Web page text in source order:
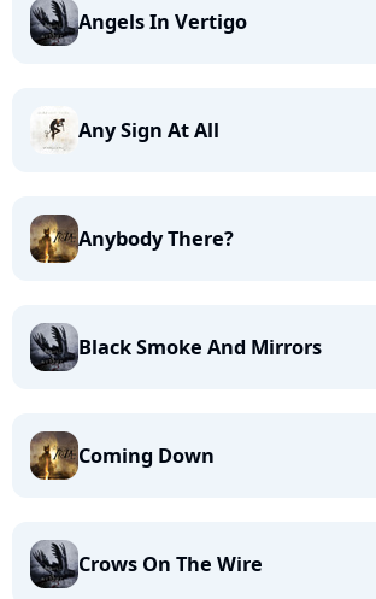
Angels In Vertigo
Any Sign At All
Anybody There?
Black Smoke And Mirrors
Coming Down
Crows On The Wire